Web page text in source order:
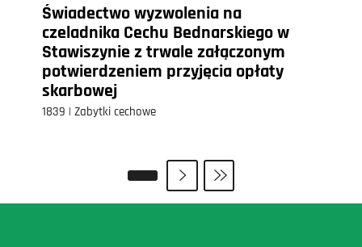
Świadectwo wyzwolenia na
czeladnika Cechu Bednarskiego w
Stawiszynie z trwale załączonym
potwierdzeniem przyjęcia opłaty
skarbowej
1839 | Zabytki cechowe